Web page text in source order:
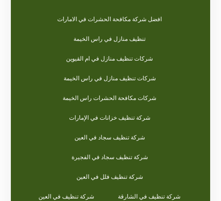
افضل شركة مكافحة الحشرات في الامارات
تنظيف منازل في راس الخيمة
شركات تنظيف منازل في ام القيوين
شركات تنظيف منازل في راس الخيمة
شركات مكافحة الحشرات راس الخيمة
شركة تنظيف خزانات في الإمارات
شركة تنظيف سجاد في العين
شركة تنظيف سجاد في الفجيرة
شركة تنظيف فلل في العين
شركة تنظيف في الشارقة شركة تنظيف في العين